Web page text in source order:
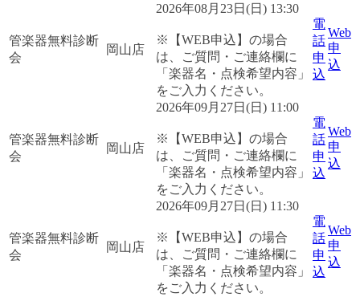
管楽器無料診断
会
岡山店
2026年08月23日(日) 13:30
※【WEB申込】の場合
は、ご質問・ご連絡欄に
「楽器名・点検希望内容」
をご入力ください。
電
話
申
込
Web
申
込
管楽器無料診断
会
岡山店
2026年09月27日(日) 11:00
※【WEB申込】の場合
は、ご質問・ご連絡欄に
「楽器名・点検希望内容」
をご入力ください。
電
話
申
込
Web
申
込
管楽器無料診断
会
岡山店
2026年09月27日(日) 11:30
※【WEB申込】の場合
は、ご質問・ご連絡欄に
「楽器名・点検希望内容」
をご入力ください。
電
話
申
込
Web
申
込